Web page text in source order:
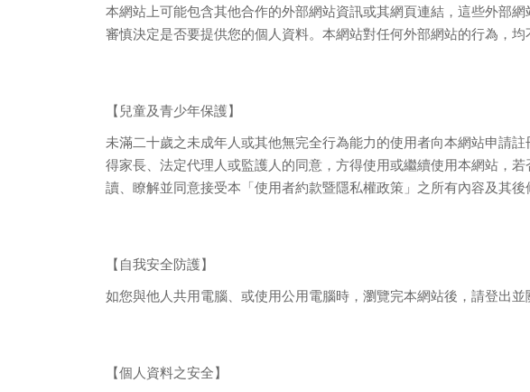
本網站上可能包含其他合作的外部網站資訊或其網頁連結，這些外部
審慎決定是否要提供您的個人資料。本網站對任何外部網站的行為，均
【兒童及青少年保護】
未滿二十歲之未成年人或其他無完全行為能力的使用者向本網站申請
得家長、法定代理人或監護人的同意，方得使用或繼續使用本網站，
讀、瞭解並同意接受本「使用者約款暨隱私權政策」之所有內容及其後
【自我安全防護】
如您與他人共用電腦、或使用公用電腦時，瀏覽完本網站後，請登出並
【個人資料之安全】